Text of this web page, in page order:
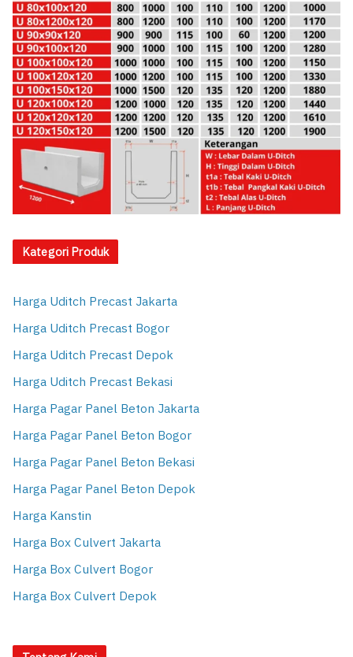
Kategori Produk
Harga Uditch Precast Jakarta
Harga Uditch Precast Bogor
Harga Uditch Precast Depok
Harga Uditch Precast Bekasi
Harga Pagar Panel Beton Jakarta
Harga Pagar Panel Beton Bogor
Harga Pagar Panel Beton Bekasi
Harga Pagar Panel Beton Depok
Harga Kanstin
Harga Box Culvert Jakarta
Harga Box Culvert Bogor
Harga Box Culvert Depok